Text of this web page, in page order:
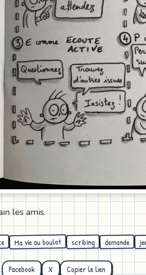
les amis.
Ma vie au boulot scribing demande
Facebook X Copier le lien